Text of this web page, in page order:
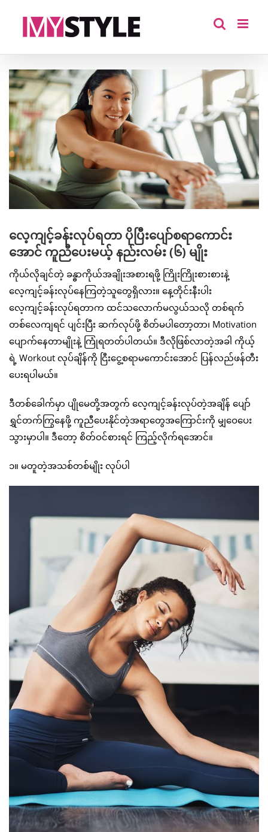
View
Larger
Image
လေ့ကျင့်ခန်းလုပ်ရတာ ပိုပြီးပျော်စရာကောင်း
အောင် ကူညီပေးမယ့် နည်းလမ်း (၆) မျိုး
ကိုယ်လိုချင်တဲ့ ခန္ဓာကိုယ်အချိုးအစားရဖို့ ကြိုးကြိုးစားစားနဲ့
လေ့ကျင့်ခန်းလုပ်နေကြတဲ့သူတွေရှိလား။ နေ့တိုင်းနီးပါး
လေ့ကျင့်ခန်းလုပ်ရတာက ထင်သလောက်မလွယ်သလို တစ်ရက်
တစ်လေကျရင် ပျင်းပြီး ဆက်လုပ်ဖို့ စိတ်မပါတော့တာ၊ Motivation
ပျောက်နေတာမျိုးနဲ့ ကြုံရတတ်ပါတယ်။ ဒီလိုဖြစ်လာတဲ့အခါ ကိုယ့်
ရဲ့ Workout လုပ်ချိန်ကို ငြီးငွေ့စရာမကောင်းအောင် ပြန်လည်ဖန်တီး
ပေးရပါမယ်။
ဒီတစ်ခေါက်မှာ ပျိုမေတို့အတွက် လေ့ကျင့်ခန်းလုပ်တဲ့အချိန် ပျော်
ရွှင်တက်ကြွနေဖို့ ကူညီပေးနိုင်တဲ့အရာတွေအကြောင်းကို မျှဝေပေး
သွားမှာပါ။ ဒီတော့ စိတ်ဝင်စားရင် ကြည့်လိုက်ရအောင်။
၁။ မတူတဲ့အသစ်တစ်မျိုး လုပ်ပါ